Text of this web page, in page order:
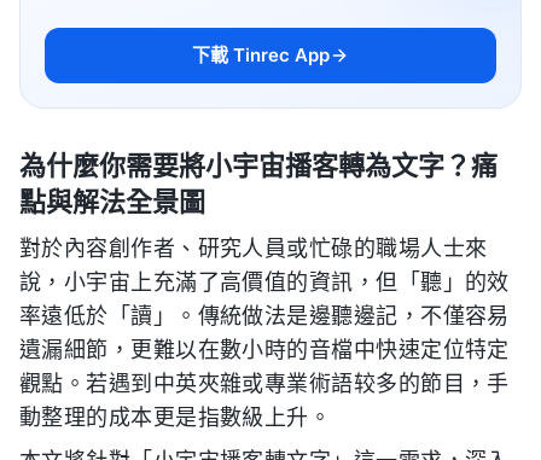
下載 Tinrec App
為什麼你需要將小宇宙播客轉為文字？痛
點與解法全景圖
對於內容創作者、研究人員或忙碌的職場人士來
說，小宇宙上充滿了高價值的資訊，但「聽」的效
率遠低於「讀」。傳統做法是邊聽邊記，不僅容易
遺漏細節，更難以在數小時的音檔中快速定位特定
觀點。若遇到中英夾雜或專業術語较多的節目，手
動整理的成本更是指數級上升。